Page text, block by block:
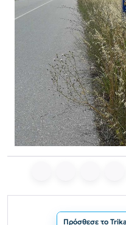
Πρόσθεσε το